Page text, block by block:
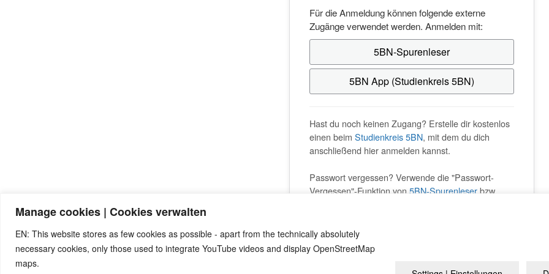
Manage cookies | Cookies verwalten
EN: This website stores as few cookies as possible - apart from the technically absolutely
necessary cookies, only those used to integrate YouTube videos and display OpenStreetMap
maps.
Für die Anmeldung können folgende externe
Zugänge verwendet werden. Anmelden mit:
5BN-Spurenleser
5BN App (Studienkreis 5BN)
Hast du noch keinen Zugang? Erstelle dir kostenlos
einen beim Studienkreis 5BN, mit dem du dich
anschließend hier anmelden kannst.
Passwort vergessen? Verwende die "Passwort-
Vergessen"-Funktion von 5BN-Spurenleserbzw.